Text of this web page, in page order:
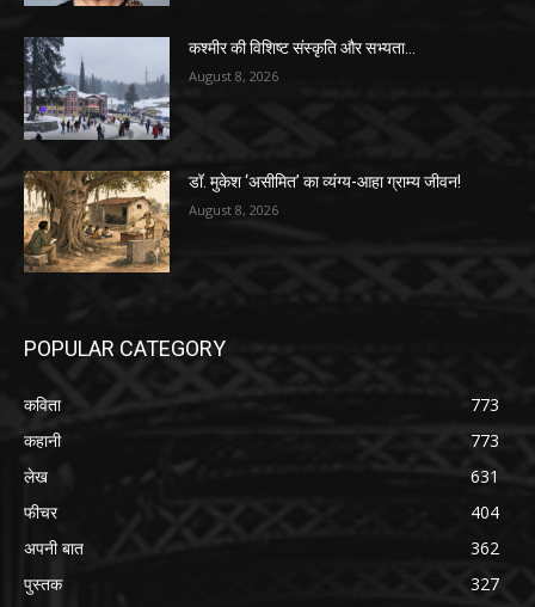
कश्मीर की विशिष्ट संस्कृति और सभ्यता…
August 8, 2026
डॉ. मुकेश ‘असीमित’ का व्यंग्य-आहा ग्राम्य जीवन!
August 8, 2026
POPULAR CATEGORY
कविता
773
कहानी
773
लेख
631
फीचर
404
अपनी बात
362
पुस्तक
327